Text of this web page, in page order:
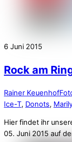
6 Juni 2015
Rock am
Rainer Keuenhof
Ice-T, Donots,
Hier findet ihr
05. Juni 2015 auf